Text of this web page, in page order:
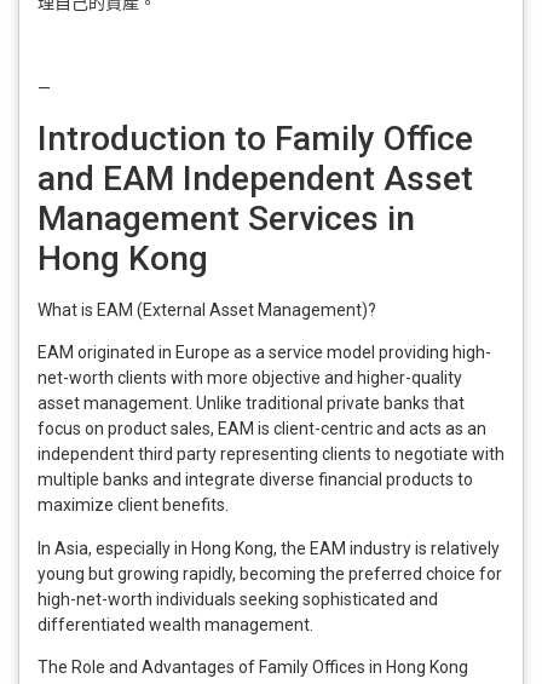
—
Introduction to Family Office
and EAM Independent Asset
Management Services in
Hong Kong
What is EAM (External Asset Management)?
EAM originated in Europe as a service model providing high-
net-worth clients with more objective and higher-quality
asset management. Unlike traditional private banks that
focus on product sales, EAM is client-centric and acts as an
independent third party representing clients to negotiate with
multiple banks and integrate diverse financial products to
maximize client benefits.
In Asia, especially in Hong Kong, the EAM industry is relatively
young but growing rapidly, becoming the preferred choice for
high-net-worth individuals seeking sophisticated and
differentiated wealth management.
The Role and Advantages of Family Offices in Hong Kong